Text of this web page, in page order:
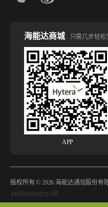
海能达商城 只需几步轻
APP
版权所有 © 2026 海能达通信股份有
44030502002314号